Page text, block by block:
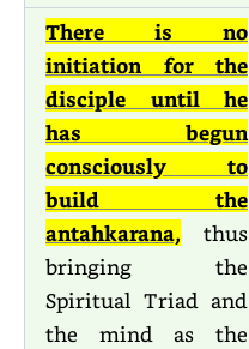
There is no
initiation for the
disciple until he
has begun
consciously to
build the
antahkarana, thus
bringing the
Spiritual Triad and
the mind as the